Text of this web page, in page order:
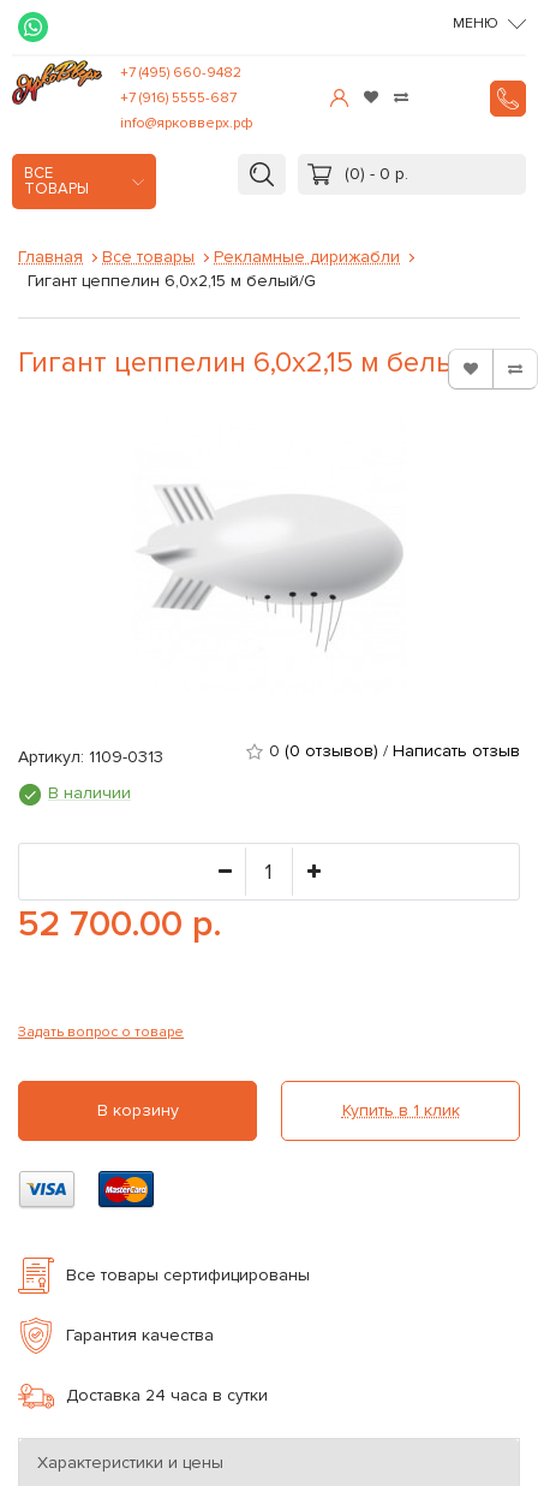
МЕНЮ
+7 (495) 660-9482
+7 (916) 5555-687
info@ярковверх.рф
ВСЕ
ТОВАРЫ
(0) - 0 р.
Главная Все товары
Рекламные дирижабли
Гигант цеппелин 6,0х2,15 м белый/G
Гигант цеппелин 6,0х2,15 м белый/G
Артикул: 1109-0313 0 (0 отзывов) / Написать отзыв
В наличии
52 700.00 р.
Задать вопрос о товаре
В корзину Купить в 1 клик
Все товары сертифицированы
Гарантия качества
Доставка 24 часа в сутки
Характеристики и цены